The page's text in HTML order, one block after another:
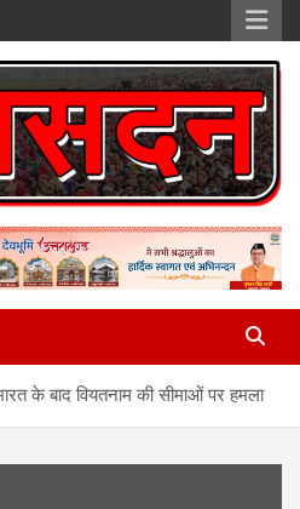
के बाद वियतनाम की सीमाओं पर हमला